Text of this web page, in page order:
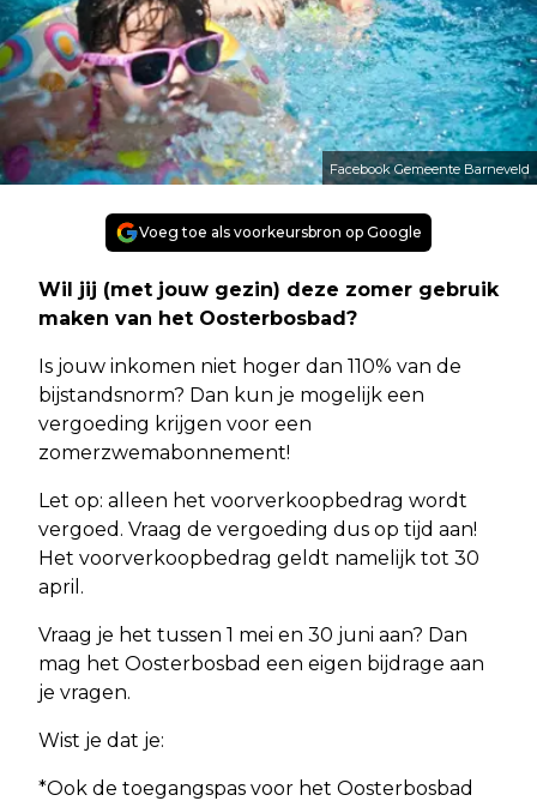
Facebook Gemeente Barneveld
Voeg toe als voorkeursbron op Google
Wil jij (met jouw gezin) deze zomer gebruik
maken van het Oosterbosbad?
Is jouw inkomen niet hoger dan 110% van de
bijstandsnorm? Dan kun je mogelijk een
vergoeding krijgen voor een
zomerzwemabonnement!
Let op: alleen het voorverkoopbedrag wordt
vergoed. Vraag de vergoeding dus op tijd aan!
Het voorverkoopbedrag geldt namelijk tot 30
april.
Vraag je het tussen 1 mei en 30 juni aan? Dan
mag het Oosterbosbad een eigen bijdrage aan
je vragen.
Wist je dat je:
*Ook de toegangspas voor het Oosterbosbad